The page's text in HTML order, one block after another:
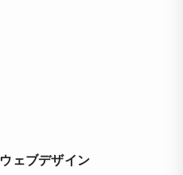
ウェブデザイン